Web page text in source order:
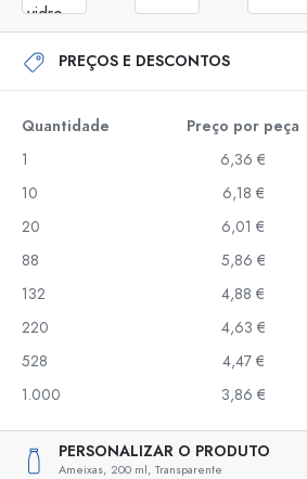
PREÇOS E DESCONTOS
Quantidade Preço por peça
1
6,36 €
10
6,18 €
20
6,01 €
88
5,86 €
132
4,88 €
220
4,63 €
528
4,47 €
1.000
3,86 €
PERSONALIZAR O PRODUTO
Ameixas, 200 ml, Transparente